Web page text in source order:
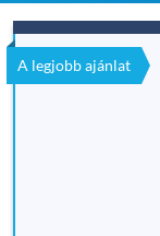
A legjobb ajánlat